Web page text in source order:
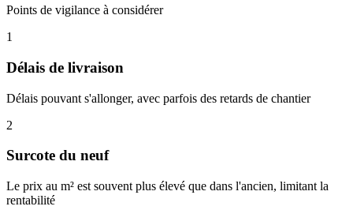
Points de vigilance à considérer
1
Délais de livraison
Délais pouvant s'allonger, avec parfois des retards de chantier
2
Surcote du neuf
Le prix au m² est souvent plus élevé que dans l'ancien, limitant la
rentabilité